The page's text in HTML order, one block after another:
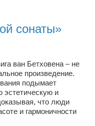
сонаты»
ван Бетховена – не
произведение.
подымает
эстетическую и
что люди
и гармоничности